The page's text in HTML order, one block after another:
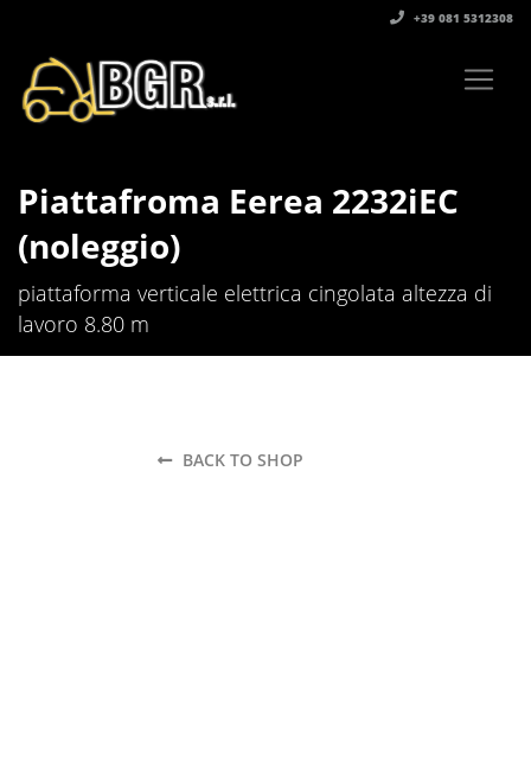
+39 081 5312308‬
Piattafroma Eerea 2232iEC
(noleggio)
piattaforma verticale elettrica cingolata altezza di
lavoro 8.80 m
BACK TO SHOP